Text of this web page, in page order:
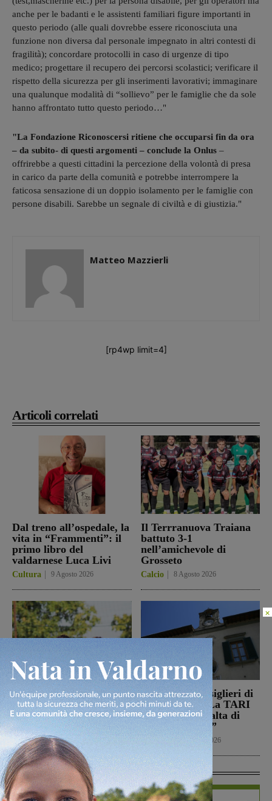
Articoli correlati
Dal treno all’ospedale, la
vita in “Frammenti”: il
primo libro del
valdarnese Luca Livi
Cultura 9 Agosto 2026
Il Terrranuova Traiana
battuto 3-1
nell’amichevole di
Grosseto
Calcio 8 Agosto 2026
Il Montevarchi affronta
in amichevole l’Ancona
Calcio 8 Agosto 2026
Reggello, i consiglieri di
opposizione: “La TARI
2026 resta più alta di
quella del 2022”
Politica 8 Agosto 2026
In Vetrina
anche per le badanti e le assistenti familiari figure importanti in
questo periodo (alle quali dovrebbe essere riconosciuta una
funzione non diversa dal personale impegnato in altri contesti di
fragilità); concordare protocolli in caso di urgenze di tipo
medico; progettare il recupero dei percorsi scolastici; verificare il
rispetto della sicurezza per gli inserimenti lavorativi; immaginare
una qualunque modalità di “sollievo” per le famiglie che da sole
hanno affrontato tutto questo periodo…"
"La Fondazione Riconoscersi ritiene che occuparsi fin da ora
– da subito- di questi argomenti – conclude la Onlus –
offrirebbe a questi cittadini la percezione della volontà di presa
in carico da parte della comunità e potrebbe interrompere la
faticosa sensazione di un doppio isolamento per le famiglie con
persone disabili. Sarebbe un segnale di civiltà e di giustizia."
Matteo Mazzierli
[rp4wp limit=4]
×